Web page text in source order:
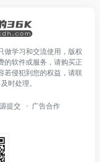
做学习和交流使用，版权
的软件或服务，请购买正
若侵犯到您的权益，请联
时处理。
提交 广告合作